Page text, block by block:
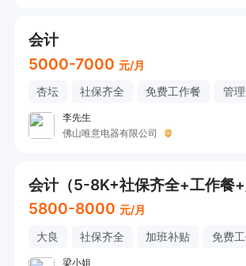
会计
5000-7000 元/月
杏坛 社保齐全 免费工作餐 管
李先生
佛山唯意电器有限公司
5800-8000 元/月
大良 社保齐全 加班补贴 免费
梁小姐